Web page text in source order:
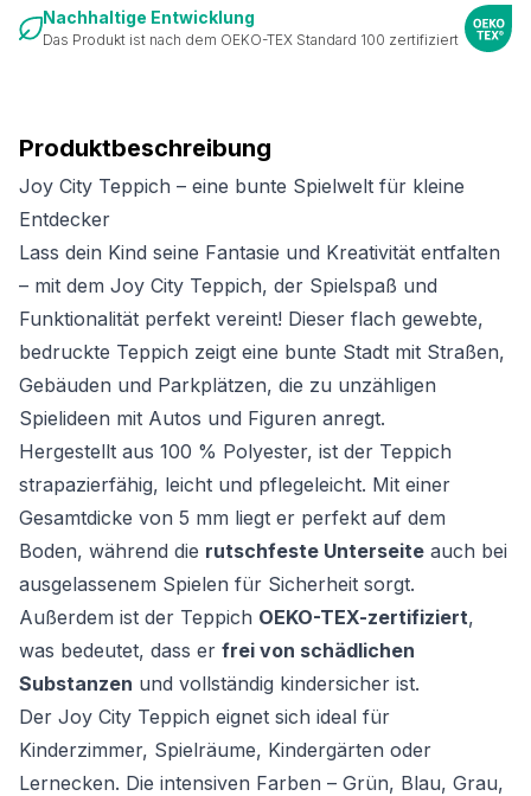
Produktbeschreibung
Joy City Teppich – eine bunte Spielwelt für kleine
Entdecker
Lass dein Kind seine Fantasie und Kreativität entfalten
– mit dem Joy City Teppich, der Spielspaß und
Funktionalität perfekt vereint! Dieser flach gewebte,
bedruckte Teppich zeigt eine bunte Stadt mit Straßen,
Gebäuden und Parkplätzen, die zu unzähligen
Spielideen mit Autos und Figuren anregt.
Hergestellt aus 100 % Polyester, ist der Teppich
strapazierfähig, leicht und pflegeleicht. Mit einer
Gesamtdicke von 5 mm liegt er perfekt auf dem
Boden, während die rutschfeste Unterseite auch bei
ausgelassenem Spielen für Sicherheit sorgt.
Außerdem ist der Teppich OEKO-TEX-zertifiziert,
was bedeutet, dass er frei von schädlichen
Substanzen und vollständig kindersicher ist.
Der Joy City Teppich eignet sich ideal für
Kinderzimmer, Spielräume, Kindergärten oder
Lernecken. Die intensiven Farben – Grün, Blau, Grau,
Nachhaltige Entwicklung
Das Produkt ist nach dem OEKO-TEX Standard 100 zertifiziert